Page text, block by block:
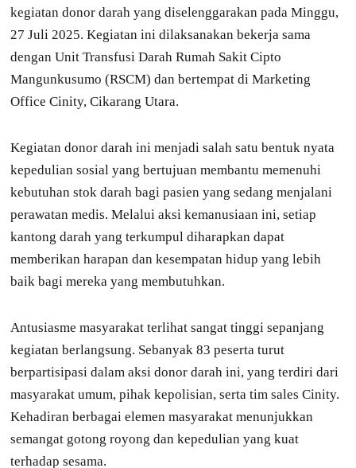
kegiatan donor darah yang diselenggarakan pada Minggu,
27 Juli 2025. Kegiatan ini dilaksanakan bekerja sama
dengan Unit Transfusi Darah Rumah Sakit Cipto
Mangunkusumo (RSCM) dan bertempat di Marketing
Office Cinity, Cikarang Utara.
Kegiatan donor darah ini menjadi salah satu bentuk nyata
kepedulian sosial yang bertujuan membantu memenuhi
kebutuhan stok darah bagi pasien yang sedang menjalani
perawatan medis. Melalui aksi kemanusiaan ini, setiap
kantong darah yang terkumpul diharapkan dapat
memberikan harapan dan kesempatan hidup yang lebih
baik bagi mereka yang membutuhkan.
Antusiasme masyarakat terlihat sangat tinggi sepanjang
kegiatan berlangsung. Sebanyak 83 peserta turut
berpartisipasi dalam aksi donor darah ini, yang terdiri dari
masyarakat umum, pihak kepolisian, serta tim sales Cinity.
Kehadiran berbagai elemen masyarakat menunjukkan
semangat gotong royong dan kepedulian yang kuat
terhadap sesama.